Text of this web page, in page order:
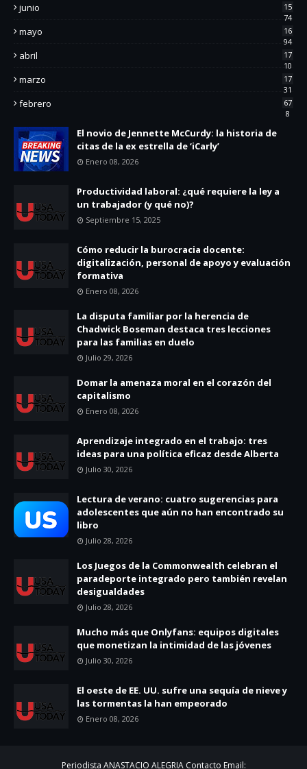
junio
15
74
mayo
16
94
abril
17
10
marzo
17
31
febrero
67
8
El novio de Jennette McCurdy: la historia de
citas de la ex estrella de ‘iCarly’
Enero 08, 2026
Productividad laboral: ¿qué requiere la ley a
un trabajador (y qué no)?
Septiembre 15, 2025
Cómo reducir la burocracia docente:
digitalización, personal de apoyo y evaluación
formativa
Enero 08, 2026
La disputa familiar por la herencia de
Chadwick Boseman destaca tres lecciones
para las familias en duelo
Julio 29, 2026
Domar la amenaza moral en el corazón del
capitalismo
Enero 08, 2026
Aprendizaje integrado en el trabajo: tres
ideas para una política eficaz desde Alberta
Julio 30, 2026
Lectura de verano: cuatro sugerencias para
adolescentes que aún no han encontrado su
libro
Julio 28, 2026
Los Juegos de la Commonwealth celebran el
paradeporte integrado pero también revelan
desigualdades
Julio 28, 2026
Mucho más que Onlyfans: equipos digitales
que monetizan la intimidad de las jóvenes
Julio 30, 2026
El oeste de EE. UU. sufre una sequía de nieve y
las tormentas la han empeorado
Enero 08, 2026
Periodista ANASTACIO ALEGRIA Contacto Email: